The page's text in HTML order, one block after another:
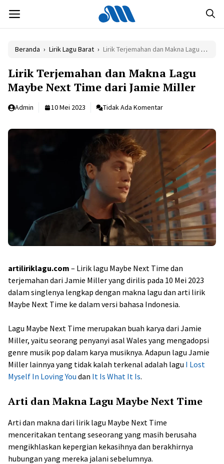
isi
MENU
Beranda › Lirik Lagu Barat › Lirik Terjemahan dan Makna Lagu Maybe Next Time dari Jamie Miller
Lirik Terjemahan dan Makna Lagu
Maybe Next Time dari Jamie Miller
Admin 10 Mei 2023 Tidak Ada Komentar
artiliriklagu.com – Lirik lagu Maybe Next Time dan
terjemahan dari Jamie Miller yang dirilis pada 10 Mei 2023
dalam singlenya lengkap dengan makna lagu dan arti lirik
Maybe Next Time ke dalam versi bahasa Indonesia.
Lagu Maybe Next Time merupakan buah karya dari Jamie
Miller, yaitu seorang penyanyi asal Wales yang mengadopsi
genre musik pop dalam karya musiknya. Adapun lagu Jamie
Miller lainnya yang tidak kalah terkenal adalah lagu I Lost
Myself In Loving You dan It Is What It Is.
Arti dan Makna Lagu Maybe Next Time
Arti dan makna dari lirik lagu Maybe Next Time
menceritakan tentang seseorang yang masih berusaha
mengikhlaskan kepergian kekasihnya dan berakhirnya
hubungan yang mereka jalani sebelumnya.